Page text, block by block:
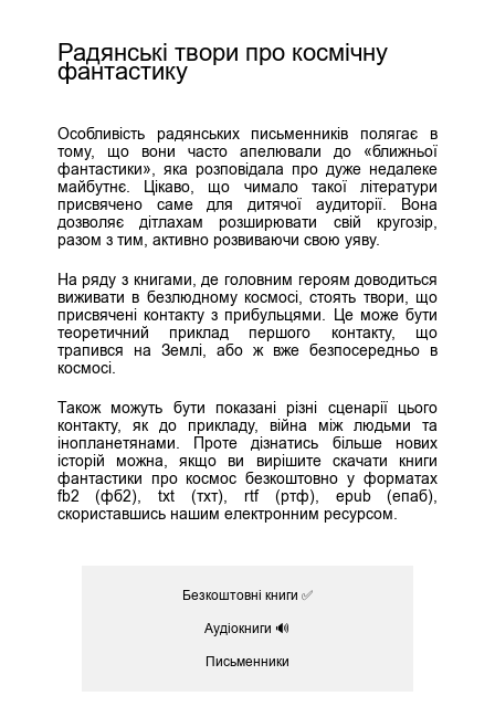
Радянські твори про космічну
фантастику
Особливість радянських письменників полягає в
тому, що вони часто апелювали до «ближньої
фантастики», яка розповідала про дуже недалеке
майбутнє. Цікаво, що чимало такої літератури
присвячено саме для дитячої аудиторії. Вона
дозволяє дітлахам розширювати свій кругозір,
разом з тим, активно розвиваючи свою уяву.
На ряду з книгами, де головним героям доводиться
виживати в безлюдному космосі, стоять твори, що
присвячені контакту з прибульцями. Це може бути
теоретичний приклад першого контакту, що
трапився на Землі, або ж вже безпосередньо в
космосі.
Також можуть бути показані різні сценарії цього
контакту, як до прикладу, війна між людьми та
інопланетянами. Проте дізнатись більше нових
історій можна, якщо ви вирішите скачати книги
фантастики про космос безкоштовно у форматах
fb2 (фб2), txt (тхт), rtf (ртф), epub (епаб),
скориставшись нашим електронним ресурсом.
Безкоштовні книги ✅
Аудіокниги 🔊
Письменники